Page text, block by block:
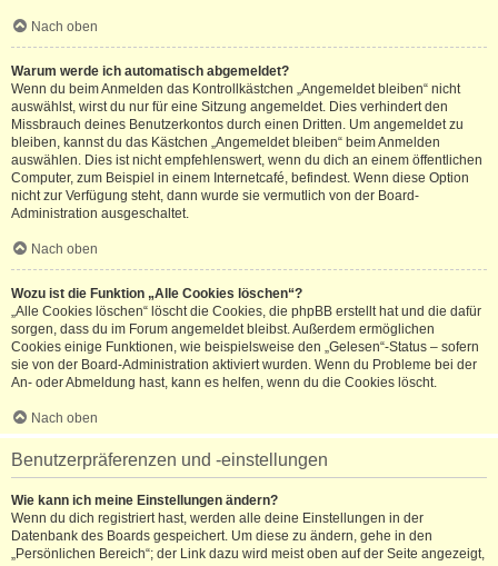
Nach oben
Warum werde ich automatisch abgemeldet?
Wenn du beim Anmelden das Kontrollkästchen „Angemeldet bleiben“ nicht
auswählst, wirst du nur für eine Sitzung angemeldet. Dies verhindert den
Missbrauch deines Benutzerkontos durch einen Dritten. Um angemeldet zu
bleiben, kannst du das Kästchen „Angemeldet bleiben“ beim Anmelden
auswählen. Dies ist nicht empfehlenswert, wenn du dich an einem öffentlichen
Computer, zum Beispiel in einem Internetcafé, befindest. Wenn diese Option
nicht zur Verfügung steht, dann wurde sie vermutlich von der Board-
Administration ausgeschaltet.
Nach oben
Wozu ist die Funktion „Alle Cookies löschen“?
„Alle Cookies löschen“ löscht die Cookies, die phpBB erstellt hat und die dafür
sorgen, dass du im Forum angemeldet bleibst. Außerdem ermöglichen
Cookies einige Funktionen, wie beispielsweise den „Gelesen“-Status – sofern
sie von der Board-Administration aktiviert wurden. Wenn du Probleme bei der
An- oder Abmeldung hast, kann es helfen, wenn du die Cookies löscht.
Nach oben
Benutzerpräferenzen und -einstellungen
Wie kann ich meine Einstellungen ändern?
Wenn du dich registriert hast, werden alle deine Einstellungen in der
Datenbank des Boards gespeichert. Um diese zu ändern, gehe in den
„Persönlichen Bereich“; der Link dazu wird meist oben auf der Seite angezeigt,